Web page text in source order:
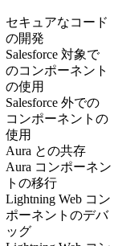
セキュアなコード
の開発
Salesforce 対象で
のコンポーネント
の使用
Salesforce 外での
コンポーネントの
使用
Aura との共存
Aura コンポーネン
トの移行
Lightning Web コン
ポーネントのデバ
ッグ